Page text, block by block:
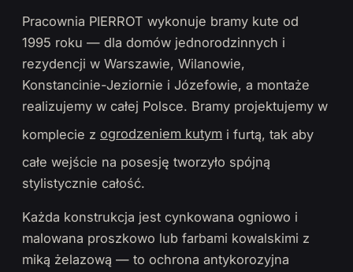
Pracownia PIERROT wykonuje bramy kute od
1995 roku — dla domów jednorodzinnych i
rezydencji w Warszawie, Wilanowie,
Konstancinie-Jeziornie i Józefowie, a montaże
realizujemy w całej Polsce. Bramy projektujemy w
komplecie z ogrodzeniem kutym i furtą, tak aby
całe wejście na posesję tworzyło spójną
stylistycznie całość.
Każda konstrukcja jest cynkowana ogniowo i
malowana proszkowo lub farbami kowalskimi z
miką żelazową — to ochrona antykorozyjna